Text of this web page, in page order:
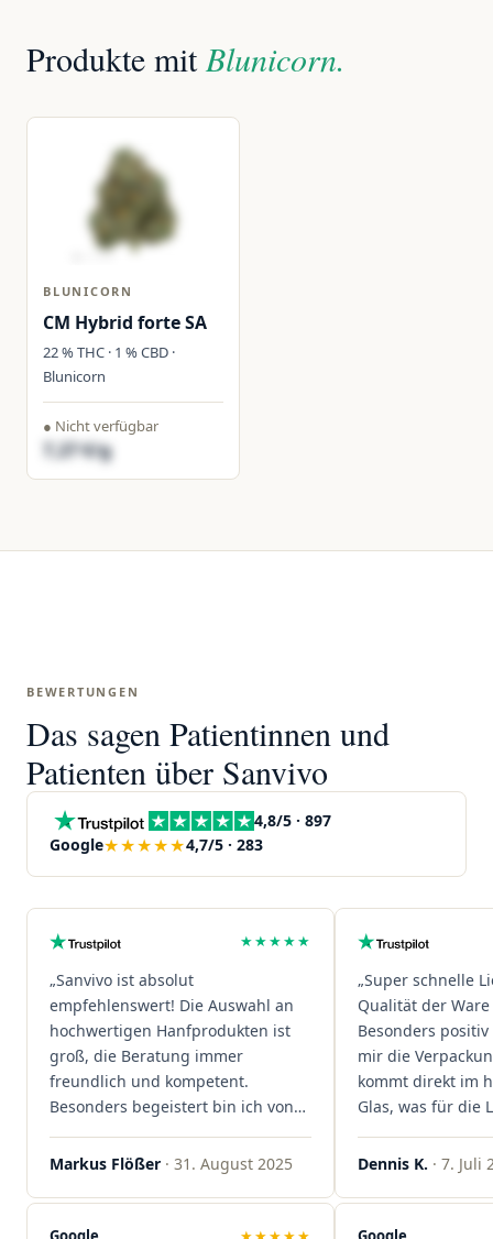
Produkte mitBlunicorn.
BLUNICORN
CM Hybrid forte SA
22 % THC · 1 % CBD ·
Blunicorn
● Nicht verfügbar
7,27 €/g
BEWERTUNGEN
Das sagen Patientinnen und
Patienten über Sanvivo
4,8/5 · 897
Google★★★★★4,7/5 · 283
★★★★★
„Sanvivo ist absolut
empfehlenswert! Die Auswahl an
hochwertigen Hanfprodukten ist
groß, die Beratung immer
freundlich und kompetent.
Besonders begeistert bin ich von
der schnellen Rezeptannahme –
alles läuft unkompliziert und
sind extrem zügig, was mir jedes
Mal viel Zeit spart. Man merkt,
Markus Flößer · 31. August 2025
„Super schnelle
Qualität der
Besonders
mir die
kommt direkt im
Glas, was für die
ist. Ich bestelle
wieder!"
Dennis K. · 7. Juli